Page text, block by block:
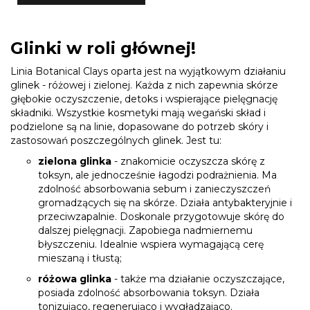
Glinki w roli głównej!
Linia Botanical Clays oparta jest na wyjątkowym działaniu
glinek - różowej i zielonej. Każda z nich zapewnia skórze
głębokie oczyszczenie, detoks i wspierające pielęgnację
składniki. Wszystkie kosmetyki mają wegański skład i
podzielone są na linie, dopasowane do potrzeb skóry i
zastosowań poszczególnych glinek. Jest tu:
zielona glinka - znakomicie oczyszcza skórę z
toksyn, ale jednocześnie łagodzi podrażnienia. Ma
zdolność absorbowania sebum i zanieczyszczeń
gromadzących się na skórze. Działa antybakteryjnie i
przeciwzapalnie. Doskonale przygotowuje skórę do
dalszej pielęgnacji. Zapobiega nadmiernemu
błyszczeniu. Idealnie wspiera wymagającą cerę
mieszaną i tłustą;
różowa glinka - także ma działanie oczyszczające,
posiada zdolność absorbowania toksyn. Działa
tonizująco, regenerująco i wygładzająco.